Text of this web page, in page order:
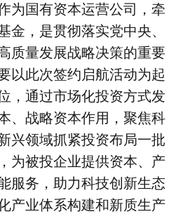
为国有资本运营公司，牵
金，是贯彻落实党中央、
质量发展战略决策的重要
以此次签约启航活动为起
，通过市场化投资方式发
、战略资本作用，聚焦科
兴领域抓紧投资布局一批
为被投企业提供资本、产
服务，助力科技创新生态
产业体系构建和新质生产